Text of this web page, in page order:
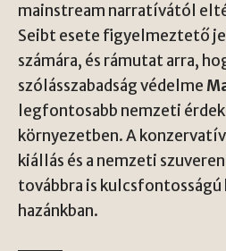
mainstream narratívától
Seibt esete figyelmeztető
számára, és rámutat arra,
szólásszabadság védelme
legfontosabb nemzeti
környezetben. A
kiállás és a nemzeti
továbbra is
hazánkban.